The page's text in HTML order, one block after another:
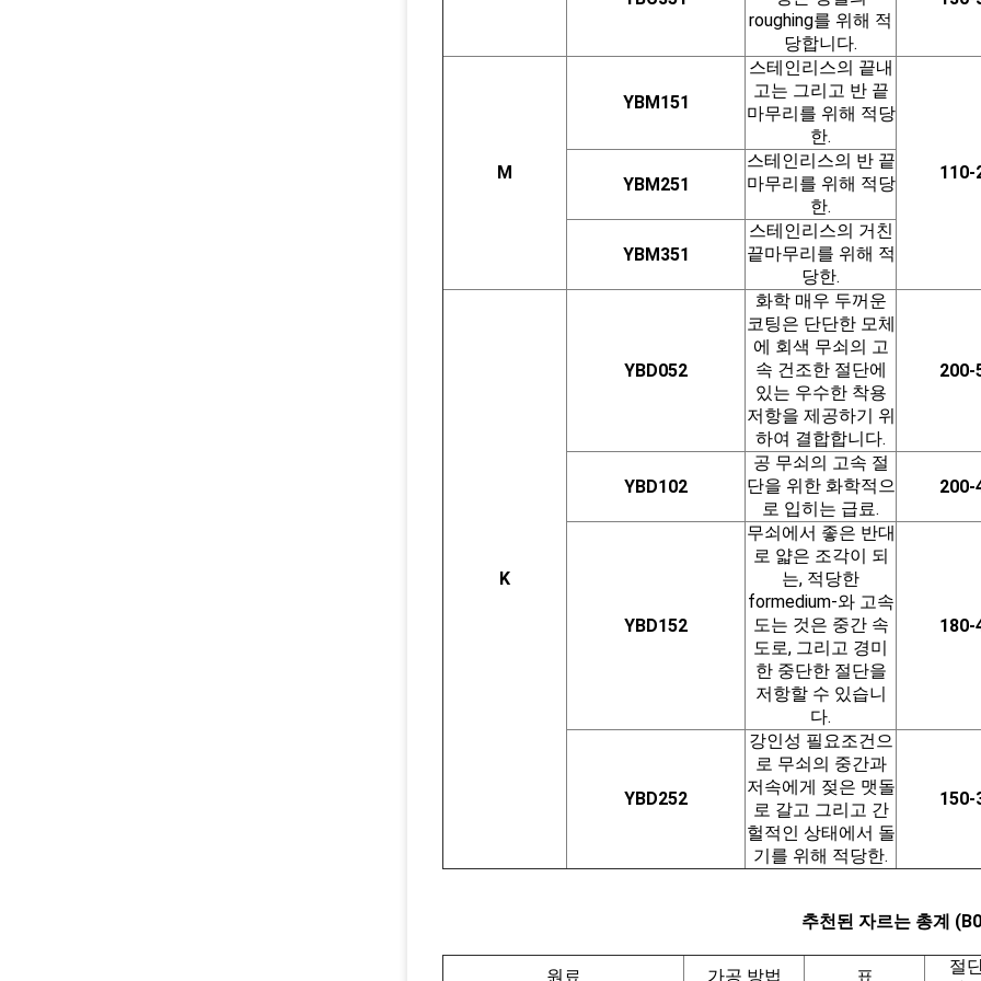
roughing를 위해 적
당합니다.
M
YBM151
스테인리스의 끝내
고는 그리고 반 끝
마무리를 위해 적당
한.
110-
YBM251
스테인리스의 반 끝
마무리를 위해 적당
한.
YBM351
스테인리스의 거친
끝마무리를 위해 적
당한.
K
YBD052
화학 매우 두꺼운
코팅은 단단한 모체
에 회색 무쇠의 고
속 건조한 절단에
있는 우수한 착용
저항을 제공하기 위
하여 결합합니다.
200-
YBD102
공 무쇠의 고속 절
단을 위한 화학적으
로 입히는 급료.
200-
YBD152
무쇠에서 좋은 반대
로 얇은 조각이 되
는, 적당한
formedium-와 고속
도는 것은 중간 속
도로, 그리고 경미
한 중단한 절단을
저항할 수 있습니
다.
180-
YBD252
강인성 필요조건으
로 무쇠의 중간과
저속에게 젖은 맷돌
로 갈고 그리고 간
헐적인 상태에서 돌
기를 위해 적당한.
150-
추천된 자르는 총계
원료 가공 방법 표
절